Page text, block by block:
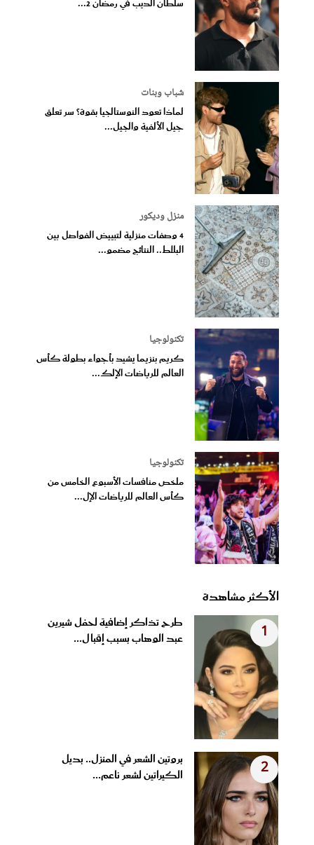
سلطان الديب في رمضان 2...
شباب وبنات
لماذا تعود النوستالجيا بقوة؟ سر تعلق
جيل الألفية والجيل...
منزل وديكور
4 وصفات منزلية لتبييض الفواصل بين
البلاط.. النتائج مضمو...
تكنولوجيا
كريم بنزيما يشيد بأجواء بطولة كأس
العالم للرياضات الإلك...
تكنولوجيا
ملخص منافسات الأسبوع الخامس من
كأس العالم للرياضات الإل...
الأكثر مشاهدة
1
طرح تذاكر إضافية لحفل شيرين
عبد الوهاب بسبب إقبال...
2
بروتين الشعر في المنزل.. بديل
الكيراتين لشعر ناعم...